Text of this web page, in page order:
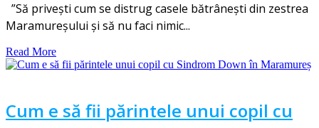
”Să privești cum se distrug casele bătrânești din zestrea
Maramureșului și să nu faci nimic...
Read More
Cum e să fii părintele unui copil cu